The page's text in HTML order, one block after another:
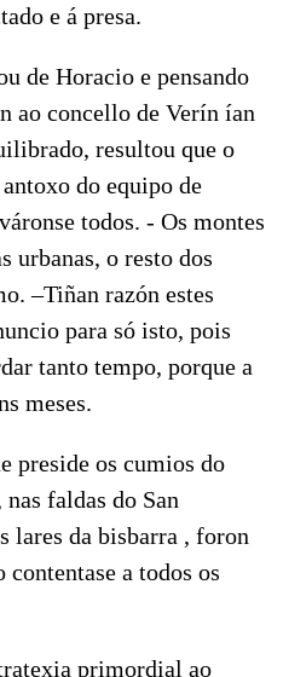
e á presa.
de Horacio e pensando
ao concello de Verín ían
resultou que o
do equipo de
todos. - Os montes
urbanas, o resto dos
–Tiñan razón estes
para só isto, pois
tanto tempo, porque a
meses.
preside os cumios do
faldas do San
lares da bisbarra , foron
contentase a todos os
primordial ao